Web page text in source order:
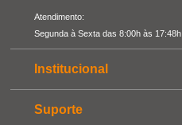
Atendimento:
Segunda à Sexta das 8:00h às 17:48h
Institucional
Suporte